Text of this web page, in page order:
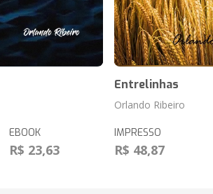
EBOOK
R$ 23,63
Entrelinhas
Orlando Ribeiro
IMPRESSO
R$ 48,87